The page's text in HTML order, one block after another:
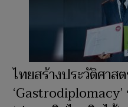
ไทยสร้างประวัติศาส